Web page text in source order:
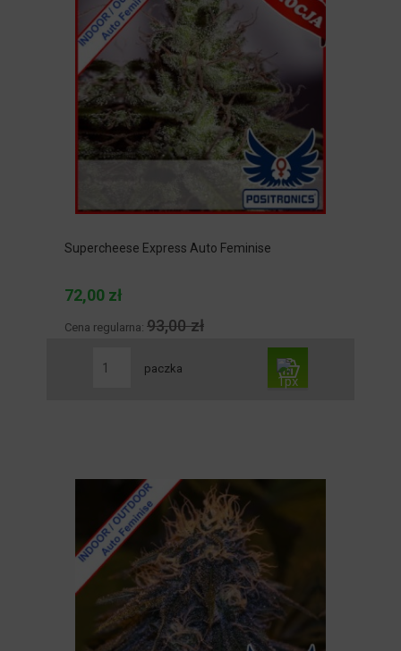
Supercheese Express Auto Feminise
72,00 zł
Cena regularna: 93,00 zł
paczka